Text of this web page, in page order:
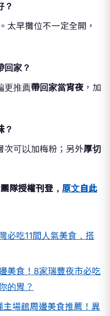
？
。太早攤位不一定全開，
回家？
更推薦帶回家當宵夜 ，加
？
次可以加梅粉；另外厚切
隊授權刊登， 原文自此
必吃11間人氣美食，搭
美食！8家瑞豐夜市必吃
的胃？
場館周邊美食推薦！異